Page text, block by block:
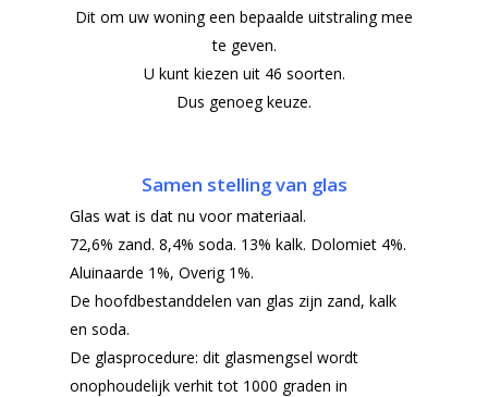
Dit om uw woning een bepaalde uitstraling mee
te geven.
U kunt kiezen uit 46 soorten.
Dus genoeg keuze.
Samen stelling van glas
Glas wat is dat nu voor materiaal.
72,6% zand. 8,4% soda. 13% kalk. Dolomiet 4%.
Aluinaarde 1%, Overig 1%.
De hoofdbestanddelen van glas zijn zand, kalk
en soda.
De glasprocedure: dit glasmengsel wordt
onophoudelijk verhit tot 1000 graden in
Dubbelglas
Gelaagd glas
Enkelglas
Glas in lood
Offerteformulier
Subsidie glas
Projecten